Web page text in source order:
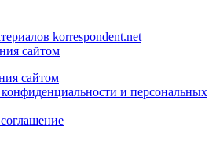
korrespondent.net
сайтом
сайтом
и персональных